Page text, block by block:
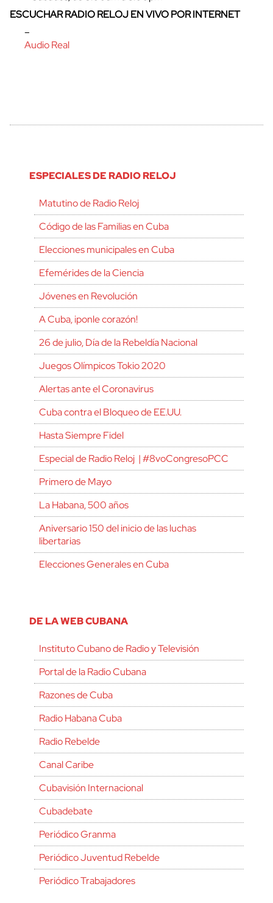
ESCUCHAR RADIO RELOJ EN VIVO POR INTERNET
–
Audio Real
ESPECIALES DE RADIO RELOJ
Matutino de Radio Reloj
Código de las Familias en Cuba
Elecciones municipales en Cuba
Efemérides de la Ciencia
Jóvenes en Revolución
A Cuba, ¡ponle corazón!
26 de julio, Día de la Rebeldía Nacional
Juegos Olímpicos Tokio 2020
Alertas ante el Coronavirus
Cuba contra el Bloqueo de EE.UU.
Hasta Siempre Fidel
Especial de Radio Reloj | #8voCongresoPCC
Primero de Mayo
La Habana, 500 años
Aniversario 150 del inicio de las luchas
libertarias
Elecciones Generales en Cuba
DE LA WEB CUBANA
Instituto Cubano de Radio y Televisión
Portal de la Radio Cubana
Razones de Cuba
Radio Habana Cuba
Radio Rebelde
Canal Caribe
Cubavisión Internacional
Cubadebate
Periódico Granma
Periódico Juventud Rebelde
Periódico Trabajadores